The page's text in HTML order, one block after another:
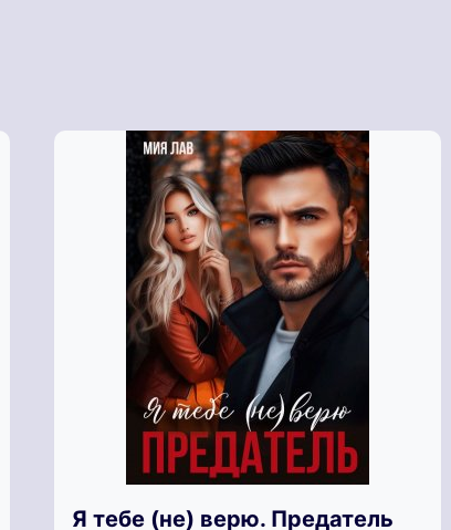
Я тебе (не) верю. Предатель